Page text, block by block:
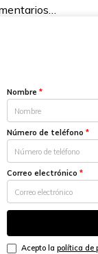
Nombre *
Número de teléfono *
Correo electrónico *
Acepto la política de